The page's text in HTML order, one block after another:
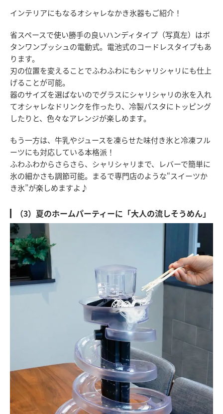
インテリアにもなるオシャレなかき氷器もご紹介！
省スペースで使い勝手の良いハンディタイプ（写真左）はボ
タンワンプッシュの電動式。電池式のコードレスタイプもあ
ります。
刃の位置を変えることでふわふわにもシャリシャリにも仕上
げることが可能。
器のサイズを選ばないのでグラスにシャリシャリの氷を入れ
てオシャレなドリンクを作ったり、冷製パスタにトッピング
したりと、色々なアレンジが楽しめます。
もう一方は、牛乳やジュースを凍らせた味付き氷と冷凍フル
ーツにも対応している本格派！
ふわふわからさらさら、シャリシャリまで、レバーで簡単に
氷の細かさも調節可能。まるで専門店のような“スイーツか
き氷”が楽しめますよ♪
（3）夏のホームパーティーに「大人の流しそうめん」